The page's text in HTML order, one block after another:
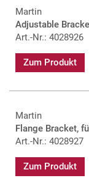
Martin
Adjustable
Art.-Nr.: 4028926
Zum Produkt
Martin
Flange Bracket,
Art.-Nr.: 4028927
Zum Produkt